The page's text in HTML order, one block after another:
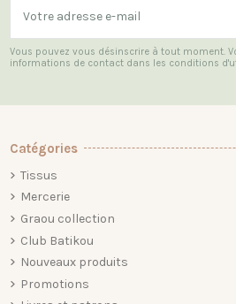
Vous pouvez vous désinscrire à tout moment.
informations de contact dans les conditions
Catégories
Tissus
Mercerie
Graou collection
Club Batikou
Nouveaux produits
Promotions